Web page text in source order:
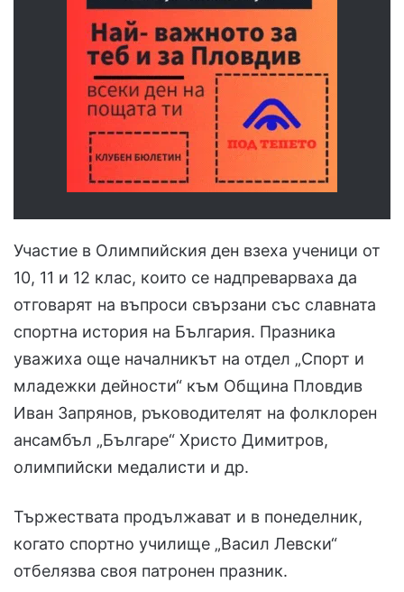
Участие в Олимпийския ден взеха ученици от
10, 11 и 12 клас, които се надпреварваха да
отговарят на въпроси свързани със славната
спортна история на България. Празника
уважиха още началникът на отдел „Спорт и
младежки дейности“ към Община Пловдив
Иван Запрянов, ръководителят на фолклорен
ансамбъл „Българе“ Христо Димитров,
олимпийски медалисти и др.
Тържествата продължават и в понеделник,
когато спортно училище „Васил Левски“
отбелязва своя патронен празник.